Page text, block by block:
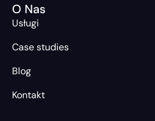
O Nas
Usługi
Case studies
Blog
Kontakt